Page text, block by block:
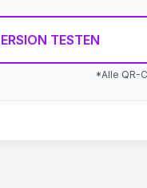
TESTEN
*Alle QR-